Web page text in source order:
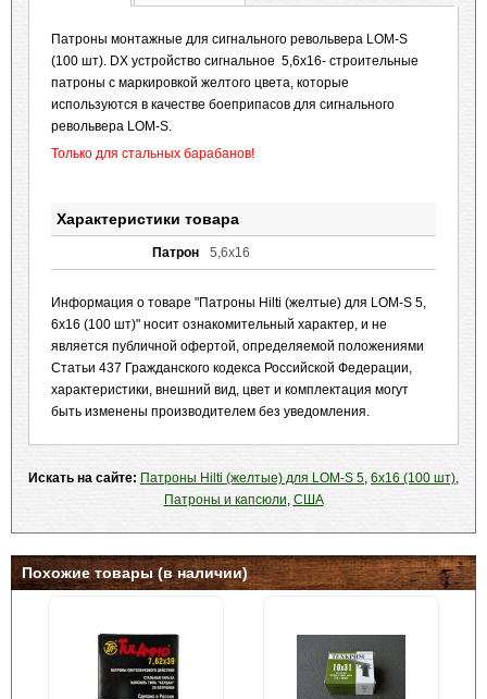
Патроны монтажные для сигнального револьвера LOM-S
(100 шт). DX устройство сигнальное 5,6х16- cтроительные
патроны с маркировкой желтого цвета, которые
используются в качестве боеприпасов для сигнального
револьвера LOM-S.
Только для стальных барабанов!
Характеристики товара
Патрон 5,6x16
Информация о товаре "Патроны Hilti (желтые) для LOM-S 5,
6х16 (100 шт)" носит ознакомительный характер, и не
является публичной офертой, определяемой положениями
Статьи 437 Гражданского кодекса Российской Федерации,
характеристики, внешний вид, цвет и комплектация могут
быть изменены производителем без уведомления.
Искать на сайте: Патроны Hilti (желтые) для LOM-S 5, 6х16 (100 шт),
Патроны и капсюли, США
Похожие товары (в наличии)